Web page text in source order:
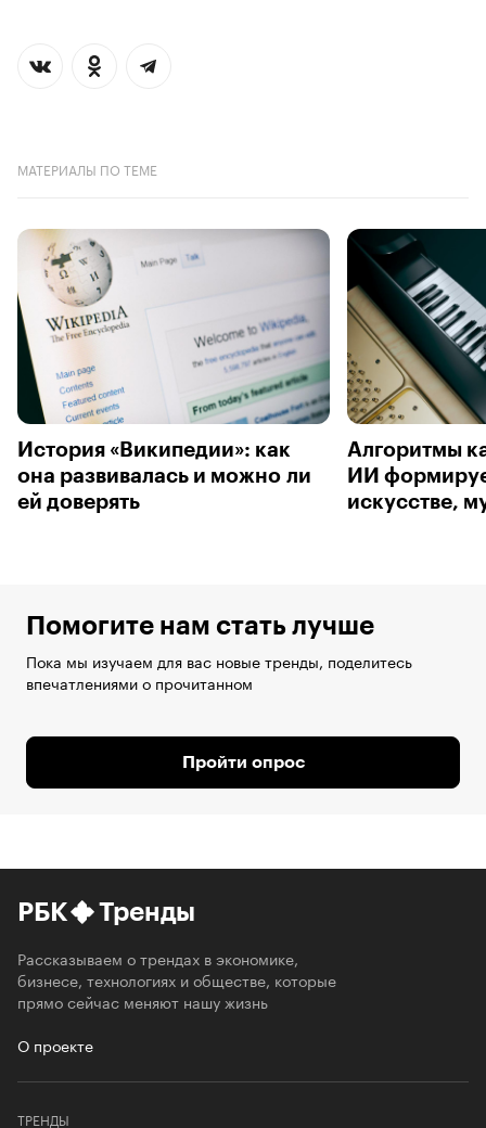
МАТЕРИАЛЫ ПО ТЕМЕ
История «Википедии»: как
она развивалась и можно ли
ей доверять
Алгоритмы
ИИ
искусстве,
Помогите нам стать лучше
Пока мы изучаем для вас новые тренды, поделитесь
впечатлениями о прочитанном
Пройти опрос
РБК Тренды
Рассказываем о трендах в экономике,
бизнесе, технологиях и обществе, которые
прямо сейчас меняют нашу жизнь
О проекте
ТРЕНДЫ